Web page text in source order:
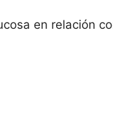
en relación